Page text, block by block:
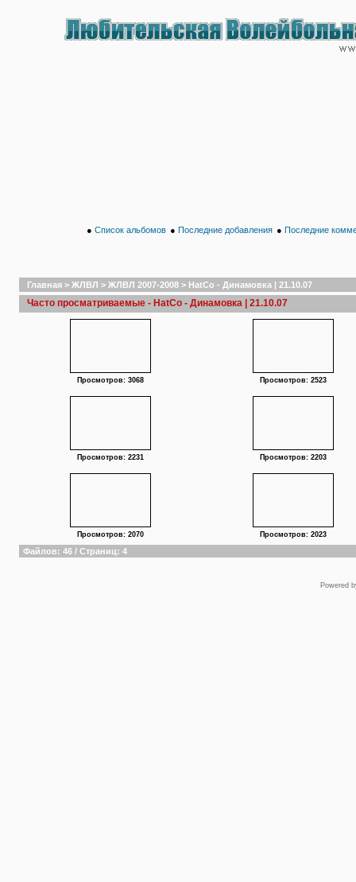
● Список альбомов ● Последние добавления ● Последние
Главная > ЖЛВЛ > ЖЛВЛ 2007-2008 > HatCo - Динамовка | 21.10.07
Часто просматриваемые - HatCo - Динамовка | 21.10.07
Просмотров: 3068 Просмотров: 2523
Просмотров: 2231 Просмотров: 2203
Просмотров: 2070 Просмотров: 2023
Файлов: 46 / Страниц: 4
Powered